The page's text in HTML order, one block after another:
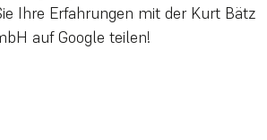
Ihre Erfahrungen mit der Kurt Bätz
auf Google teilen!